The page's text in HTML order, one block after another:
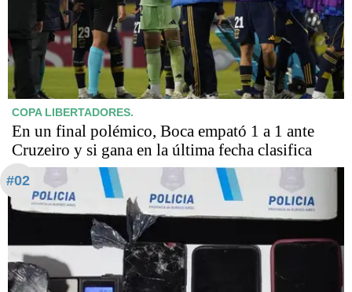
COPA LIBERTADORES.
En un final polémico, Boca empató 1 a 1 ante
Cruzeiro y si gana en la última fecha clasifica
#02